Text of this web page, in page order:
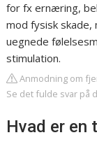
for fx ernæring,
mod fysisk
uegnede
stimulation.
Anmodning om
Se det fulde svar på
Hvad er en